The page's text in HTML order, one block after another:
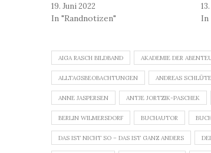
19. Juni 2022
In "Randnotizen" In
AIGA RASCH BILDBAND AKADEMIE DER
ALLTAGSBEOBACHTUNGEN ANDREAS
ANNE JASPERSEN ANTJE JORTZIK-PASCHEK
BERLIN WILMERSDORF BUCHAUTOR
DAS IST NICHT SO – DAS IST GANZ ANDERS